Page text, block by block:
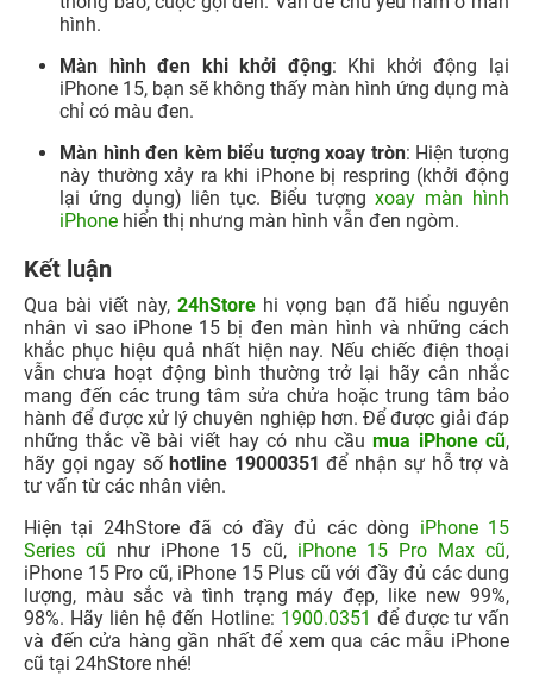
iPhonehiển thị nhưng màn hình vẫn đen ngòm.
Kết luận
Qua bài viết này,24hStorehi vọng bạn đã hiểu nguyên
nhân vì sao iPhone 15 bị đen màn hình và những cách
khắc phục hiệu quả nhất hiện nay. Nếu chiếc điện thoại
vẫn chưa hoạt động bình thường trở lại hãy cân nhắc
mang đến các trung tâm sửa chửa hoặc trung tâm bảo
hành để được xử lý chuyên nghiệp hơn. Để được giải đáp
những thắc về bài viết hay có nhu cầumua iPhone cũ
hãy gọi ngay số
tư vấn từ các nhân viên.
Hiện tại 24hStore đã có đầy đủ các dòngiPhone 15
Series cũnhư iPhone 15 cũ,iPhone 15 Pro Max cũ,
iPhone 15 Pro cũ, iPhone 15 Plus cũ với đầy đủ các dung
lượng, màu sắc và tình trạng máy đẹp, like new 99%,
98%. Hãy liên hệ đến Hotline:1900.0351để được tư vấn
và đến cửa hàng gần nhất để xem qua các mẫu iPhone
cũ tại 24hStore nhé!
Tham khảo thêm các dòng iPhone 15 Series cũ đẹp,
chính hãng tại 24hStore:
Xem thêm iPhone 15 Pro Max 512GB cũchính
hãng giá tốt
Săn ngayiPhone 15 Pro Max 1TB cũgiá siêu ưu
đãi